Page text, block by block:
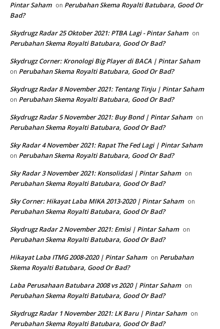
Pintar Saham on Perubahan Skema Royalti Batubara, Good Or
Bad?
Skydrugz Radar 25 Oktober 2021: PTBA Lagi - Pintar Saham on
Perubahan Skema Royalti Batubara, Good Or Bad?
Skydrugz Corner: Kronologi Big Player di BACA | Pintar Saham
on Perubahan Skema Royalti Batubara, Good Or Bad?
Skydrugz Radar 8 November 2021: Tentang Tinju | Pintar Saham
on Perubahan Skema Royalti Batubara, Good Or Bad?
Skydrugz Radar 5 November 2021: Buy Bond | Pintar Saham on
Perubahan Skema Royalti Batubara, Good Or Bad?
Sky Radar 4 November 2021: Rapat The Fed Lagi | Pintar Saham
on Perubahan Skema Royalti Batubara, Good Or Bad?
Sky Radar 3 November 2021: Konsolidasi | Pintar Saham on
Perubahan Skema Royalti Batubara, Good Or Bad?
Sky Corner: Hikayat Laba MIKA 2013-2020 | Pintar Saham on
Perubahan Skema Royalti Batubara, Good Or Bad?
Skydrugz Radar 2 November 2021: Emisi | Pintar Saham on
Perubahan Skema Royalti Batubara, Good Or Bad?
Hikayat Laba ITMG 2008-2020 | Pintar Saham on Perubahan
Skema Royalti Batubara, Good Or Bad?
Laba Perusahaan Batubara 2008 vs 2020 | Pintar Saham on
Perubahan Skema Royalti Batubara, Good Or Bad?
Skydrugz Radar 1 November 2021: LK Baru | Pintar Saham on
Perubahan Skema Royalti Batubara, Good Or Bad?